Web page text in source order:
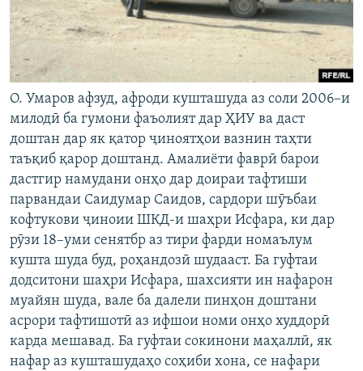
О. Умаров афзуд, афроди кушташуда аз соли 2006–и
милодӣ ба гумони фаъолият дар ҲИУ ва даст
доштан дар як қатор ҷиноятҳои вазнин таҳти
таъқиб қарор доштанд. Амалиёти фаврӣ барои
дастгир намудани онҳо дар доираи тафтиши
парвандаи Саидумар Саидов, сардори шӯъбаи
кофтукови ҷиноии ШКД-и шаҳри Исфара, ки дар
рӯзи 18–уми сенятбр аз тири фарди номаълум
кушта шуда буд, роҳандозӣ шудааст. Ба гуфтаи
додситони шаҳри Исфара, шахсияти ин нафарон
муайян шуда, вале ба далели пинҳон доштани
асрори тафтишотӣ аз ифшои номи онҳо худдорӣ
карда мешавад. Ба гуфтаи сокинони маҳаллӣ, як
нафар аз кушташудаҳо соҳиби хона, се нафари